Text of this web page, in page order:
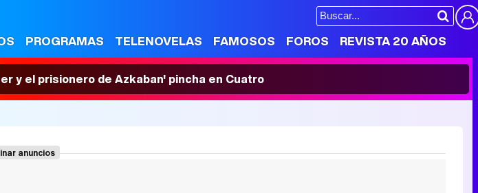
PROGRAMAS TELENOVELAS FAMOSOS FOROS REVISTA 20 AÑOS
y el prisionero de Azkaban' pincha en Cuatro
anuncios